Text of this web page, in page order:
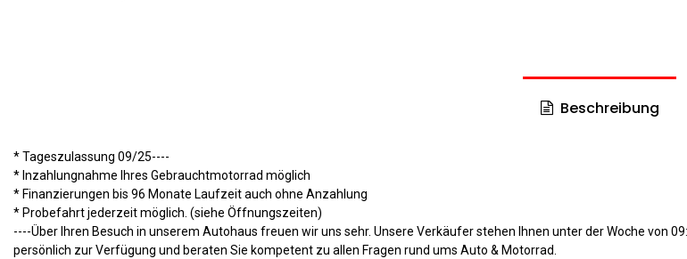
Beschreibung
* Tageszulassung 09/25----
* Inzahlungnahme Ihres Gebrauchtmotorrad möglich
* Finanzierungen bis 96 Monate Laufzeit auch ohne Anzahlung
* Probefahrt jederzeit möglich. (siehe Öffnungszeiten)
----Über Ihren Besuch in unserem Autohaus freuen wir uns sehr. Unsere Verkäufer stehen Ihnen unter der Woche von
persönlich zur Verfügung und beraten Sie kompetent zu allen Fragen rund ums Auto & Motorrad.